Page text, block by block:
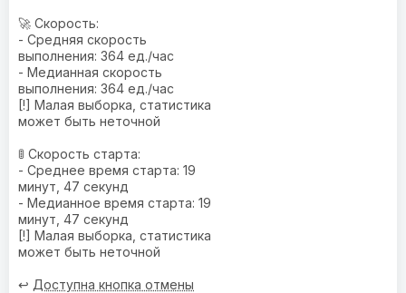
🚀 Скорость:
- Средняя скорость
выполнения: 364 ед./час
- Медианная скорость
выполнения: 364 ед./час
[!] Малая выборка, статистика
может быть неточной
🚦 Скорость старта:
- Среднее время старта: 19
минут, 47 секунд
- Медианное время старта: 19
минут, 47 секунд
[!] Малая выборка, статистика
может быть неточной
↩️ Доступна кнопка отмены